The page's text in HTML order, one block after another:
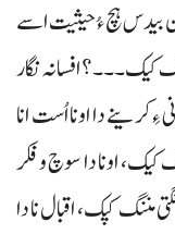
آن بیدس ہچ ءُ حیثیت اسے
کیک۔۔۔؟ افسانہ نگار
کرینے دا اونا اُست انا
کیک، اونا دا سوچ و فکر
مننگ کپک، اقبال نا دا